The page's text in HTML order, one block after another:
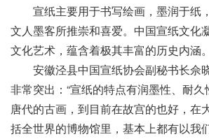
宣纸主要用于书写绘画，墨润于纸
文人墨客所推崇和喜爱。中国宣纸文化
文化艺术，蕴含着极其丰富的历史内涵。
安徽泾县中国宣纸协会副秘书长佘
非常突出：“宣纸的特点有润墨性、耐
唐代的古画，到目前在故宫的也好，在
括全世界的博物馆里，基本上都有以我